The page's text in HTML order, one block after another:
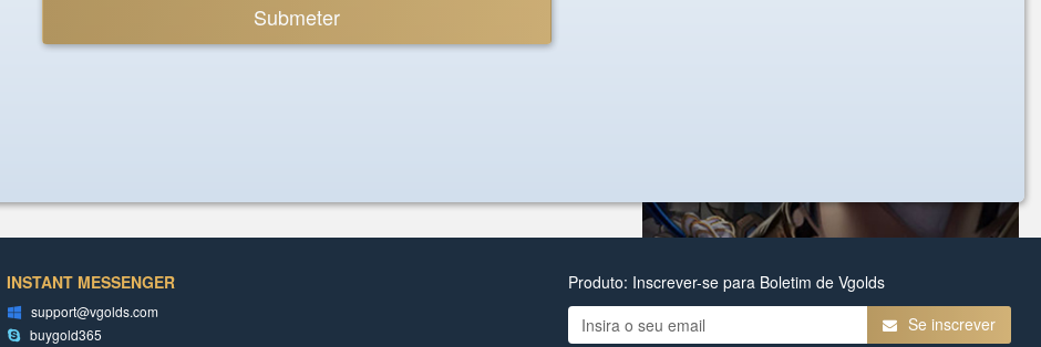
Submeter
INSTANT MESSENGER
support@vgolds.com
buygold365
Produto: Inscrever-se para Boletim de Vgolds
Se inscrever